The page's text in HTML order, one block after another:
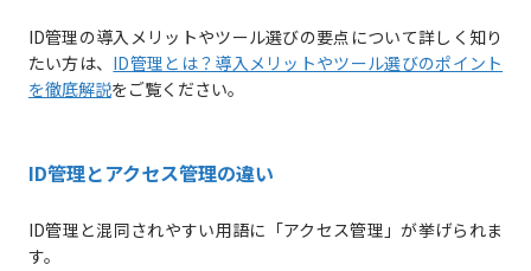
ID管理の導入メリットやツール選びの要点について詳しく知り
たい方は、 ID管理とは？導入メリットやツール選びのポイント
を徹底解説をご覧ください。
ID管理とアクセス管理の違い
ID管理と混同されやすい用語に「アクセス管理」が挙げられま
す。